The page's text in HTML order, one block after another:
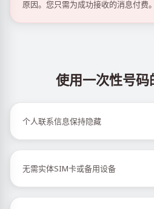
原因。您只需为成功接收的消息付费。
使用一次性号码
个人联系信息保持隐藏
无需实体SIM卡或备用设备